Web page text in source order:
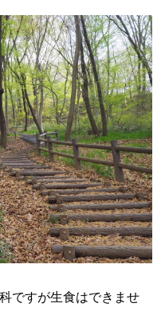
ですが生食はできませ